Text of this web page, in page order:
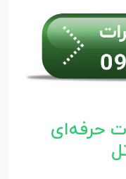
حرفه‌ای